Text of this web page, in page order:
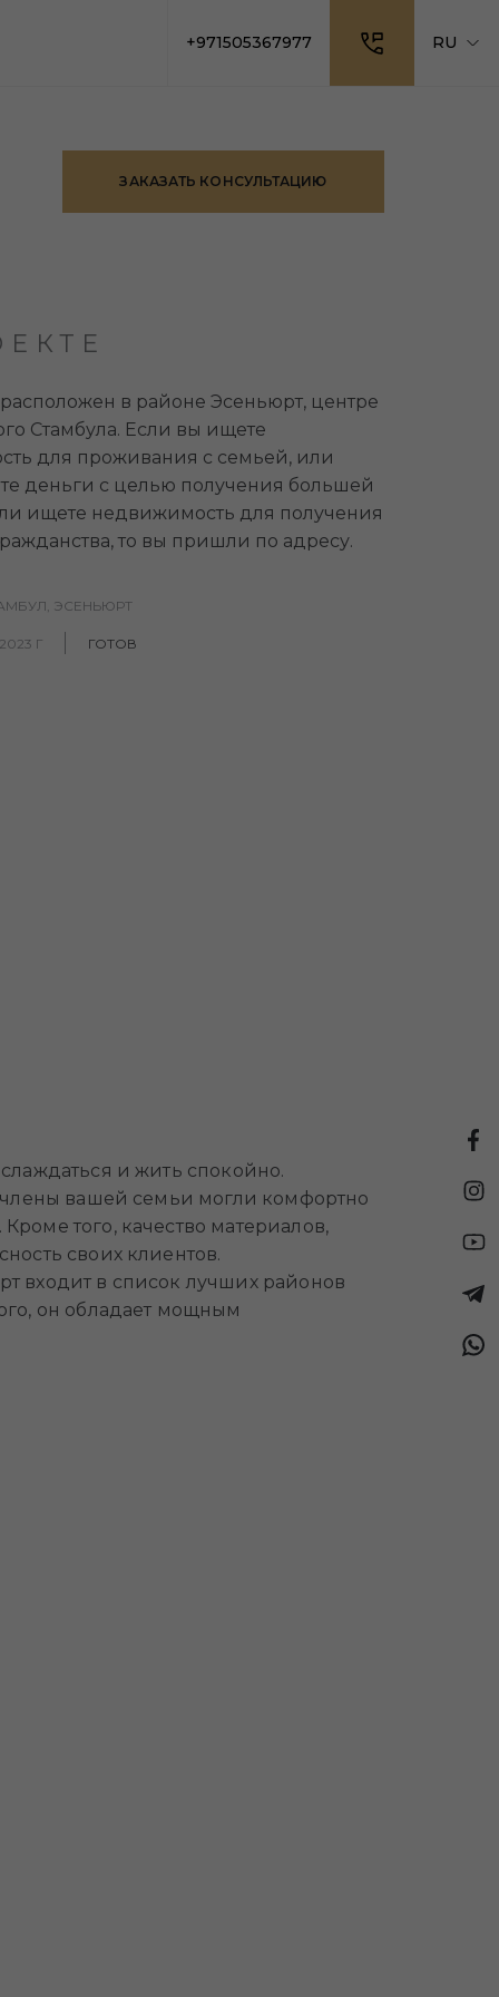
+971505367977 RU
ЗАКАЗАТЬ КОНСУЛЬТАЦИЮ
в районе Эсеньюрт, центре
Стамбула. Если вы ищете
для проживания с семьей, или
деньги с целью получения большей
ищете недвижимость для получения
то вы пришли по адресу.
ЭСЕНЬЮРТ
Г ГОТОВ
и жить спокойно.
члены вашей семьи могли комфортно
того, качество материалов,
своих клиентов.
входит в список лучших районов
он обладает мощным